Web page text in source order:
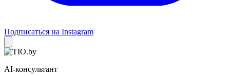
Подписаться на Instagram
AI-консультант